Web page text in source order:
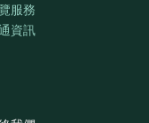
服務
資訊